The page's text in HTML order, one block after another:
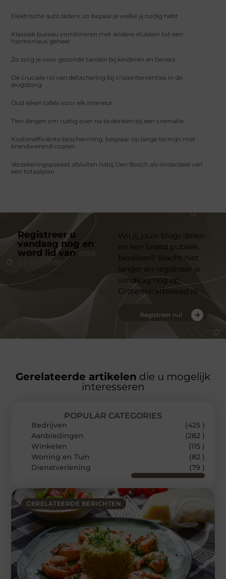
Elektrische auto laders: zo bepaal je welke jij nodig hebt
Klassiek bureau combineren met andere stukken tot een
harmonieus geheel
Zo zorg je voor gezonde tanden bij kinderen en tieners
De cruciale rol van detachering bij crisisinterventies in de
jeugdzorg
Oud eiken tafels voor elk interieur
Tien dingen om rustig over na te denken bij een crematie
Kostenefficiënte bescherming: bespaar op lange termijn met
brandwerend coaten
Verzekeringspakket afsluiten nabij Den Bosch als onderdeel van
een totaalplan
Registreer u
vandaag nog en
word lid van
platform
Wil jij jouw blogs delen
en een breed publiek
bereiken? Wacht niet
langer en registreer je
vandaag nog op
Grotemarktberaad.nl
Registreer nu!
Gerelateerde artikelen die u mogelijk
interesseren
GERELATEERDE BERICHTEN
POPULAR CATEGORIES
Bedrijven
(425 )
Aanbiedingen
(282 )
Winkelen
(115 )
Woning en Tuin
(82 )
Dienstverlening
(79 )